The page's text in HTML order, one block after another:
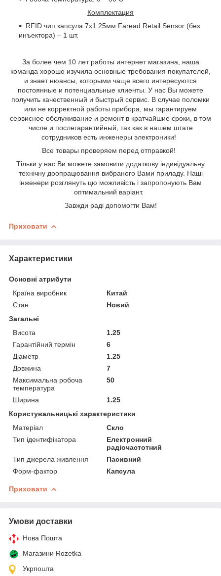
Комплектация
RFID чип капсула 7x1.25мм Faread Retail Sensor (без
инъектора) – 1 шт.
За более чем 10 лет работы интернет магазина, наша
команда хорошо изучила основные требования покупателей,
и знает нюансы, которыми чаще всего интересуются
постоянные и потенциальные клиенты. У нас Вы можете
получить качественный и быстрый сервис. В случае поломки
или не корректной работы прибора, мы гарантируем
сервисное обслуживание и ремонт в кратчайшие сроки, в том
числе и послегарантийный, так как в нашем штате
сотрудников есть инженеры электроники!
Все товары проверяем перед отправкой!
Тільки у нас Ви можете замовити додаткову індивідуальну
технічну доопрацювання вибраного Вами приладу. Наші
інженери розглянуть цю можливість і запропонують Вам
оптимальний варіант.
Завжди раді допомогти Вам!
Приховати
Характеристики
Основні атрибути
Країна виробник
Китай
Стан
Новий
Загальні
Висота
1.25
Гарантійний термін
6
Діаметр
1.25
Довжина
7
Максимальна робоча
температура
50
Ширина
1.25
Користувальницькі характеристики
Матеріал
Скло
Тип ідентифікатора
Електронний
радіочастотний
Тип джерела живлення
Пасивний
Форм-фактор
Капсула
Приховати
Умови доставки
Нова Пошта
Магазини Rozetka
Укрпошта